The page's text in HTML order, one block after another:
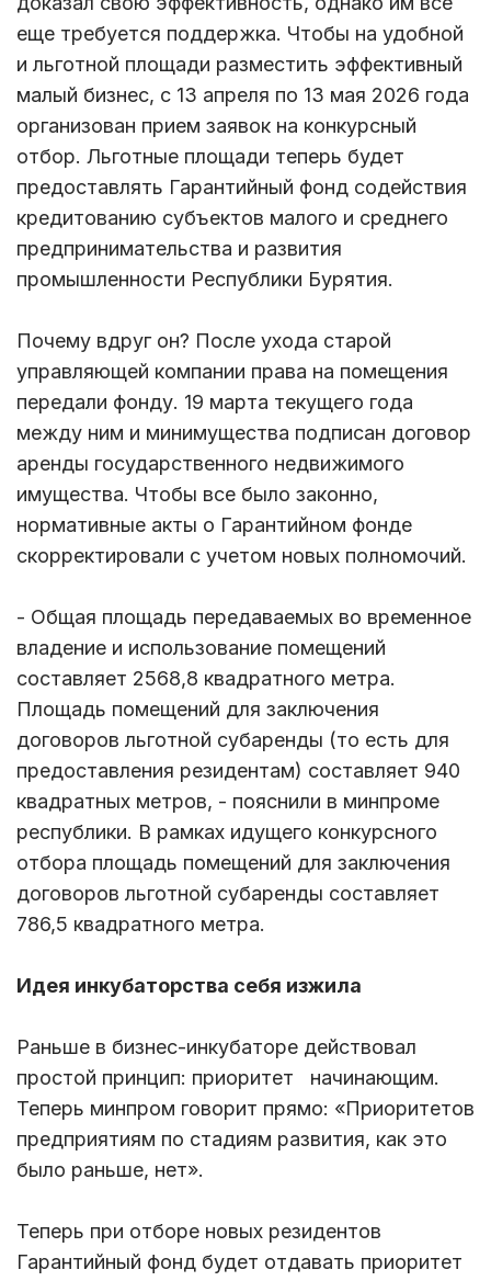
еще требуется поддержка. Чтобы на удобной
и льготной площади разместить эффективный
малый бизнес, с 13 апреля по 13 мая 2026 года
организован прием заявок на конкурсный
отбор. Льготные площади теперь будет
предоставлять Гарантийный фонд содействия
кредитованию субъектов малого и среднего
предпринимательства и развития
промышленности Республики Бурятия.
Почему вдруг он? После ухода старой
управляющей компании права на помещения
передали фонду. 19 марта текущего года
между ним и минимущества подписан договор
аренды государственного недвижимого
имущества. Чтобы все было законно,
нормативные акты о Гарантийном фонде
скорректировали с учетом новых полномочий.
- Общая площадь передаваемых во временное
владение и использование помещений
составляет 2568,8 квадратного метра.
Площадь помещений для заключения
договоров льготной субаренды (то есть для
предоставления резидентам) составляет 940
квадратных метров, - пояснили в минпроме
республики. В рамках идущего конкурсного
отбора площадь помещений для заключения
договоров льготной субаренды составляет
786,5 квадратного метра.
Идея инкубаторства себя изжила
Раньше в бизнес-инкубаторе действовал
простой принцип: приоритет начинающим.
Теперь минпром говорит прямо: «Приоритетов
предприятиям по стадиям развития, как это
было раньше, нет».
Теперь при отборе новых резидентов
Гарантийный фонд будет отдавать приоритет